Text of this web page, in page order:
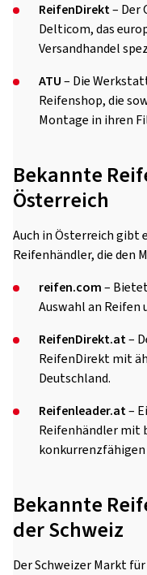
ReifenDirekt– Der
Delticom, das
Versandhandel
ATU– Die
Reifenshop, die
Montage in ihren
Bekannte
Österreich
Auch in Österreich gibt
Reifenhändler, die den
reifen.com–
Auswahl an Reifen
ReifenDirekt.at–
ReifenDirekt mit
Deutschland.
Reifenleader.at–
Reifenhändler mit
konkurrenzfähigen
Bekannte
der Schweiz
Der Schweizer Markt